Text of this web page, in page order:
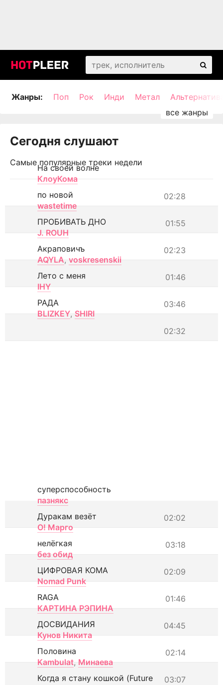
Жанры: Поп Рок Инди Метал
Сегодня слушают
Самые популярные треки недели
На своей волне
КлоуКома
02:28
по новой
wastetime
01:55
ПРОБИВАТЬ ДНО
J. ROUH
02:23
Акраповичъ
AQYLA, voskresenskii
01:46
Лето с меня
IHY
03:46
РАДА
BLIZKEY, SHIRI
02:32
суперспособность
пазнякс
02:02
Дуракам везёт
О! Марго
03:18
нелёгкая
без обид
02:09
ЦИФРОВАЯ КОМА
Nomad Punk
01:46
RAGA
КАРТИНА РЭПИНА
04:45
ДОСВИДАНИЯ
Кунов Никита
02:14
Половина
Kambulat, Минаева
03:07
Когда я стану кошкой (Future